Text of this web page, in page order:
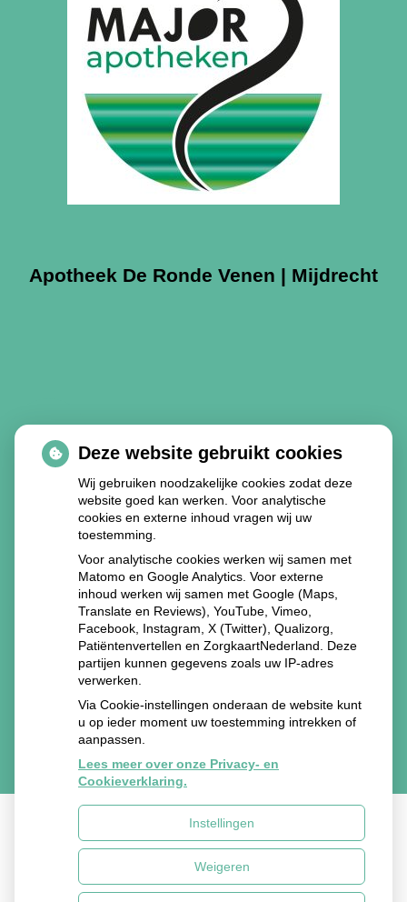
Apotheek De Ronde Venen | Mijdrecht
Deze website gebruikt cookies
Wij gebruiken noodzakelijke cookies zodat deze
website goed kan werken. Voor analytische
cookies en externe inhoud vragen wij uw
toestemming.
Voor analytische cookies werken wij samen met
Matomo en Google Analytics. Voor externe
inhoud werken wij samen met Google (Maps,
Translate en Reviews), YouTube, Vimeo,
Facebook, Instagram, X (Twitter), Qualizorg,
Patiëntenvertellen en ZorgkaartNederland. Deze
partijen kunnen gegevens zoals uw IP-adres
verwerken.
Via Cookie-instellingen onderaan de website kunt
u op ieder moment uw toestemming intrekken of
aanpassen.
Lees meer over onze Privacy- en
Cookieverklaring.
Instellingen
Weigeren